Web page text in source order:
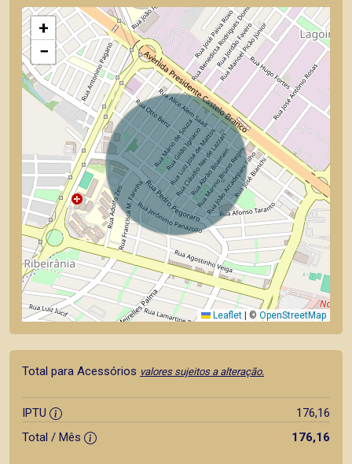
+
−
Leaflet ©OpenStreetMap
Total para Acessórios valores sujeitos a alteração.
IPTU
176,16
Total / Mês
176,16